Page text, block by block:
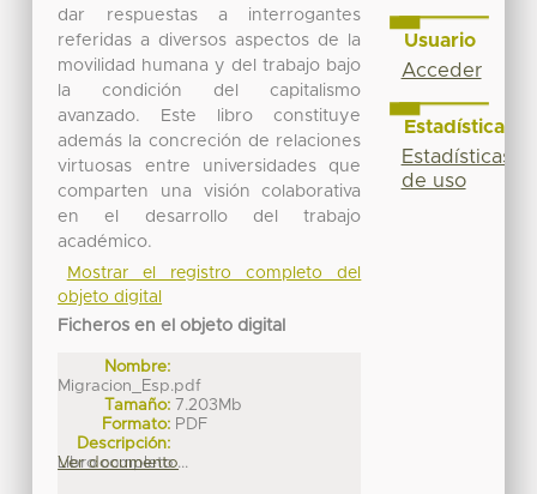
dar respuestas a interrogantes
referidas a diversos aspectos de la
movilidad humana y del trabajo bajo
la condición del capitalismo
avanzado. Este libro constituye
además la concreción de relaciones
virtuosas entre universidades que
comparten una visión colaborativa
en el desarrollo del trabajo
académico.
Mostrar el registro completo del
objeto digital
Ficheros en el objeto digital
Nombre:
Migracion_Esp.pdf
Tamaño: 7.203Mb
Formato: PDF
Descripción:
Libro completo ...
Ver documento
Usuario
Acceder
Estadísticas
Estadísticas
de uso